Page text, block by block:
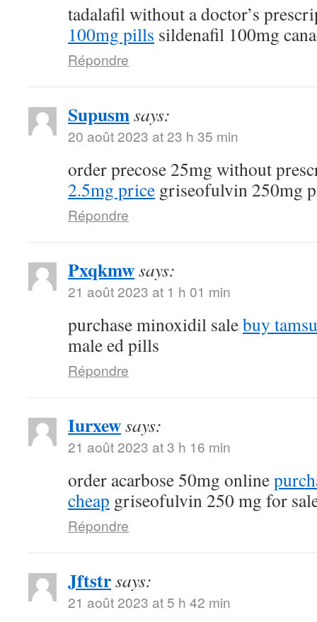
tadalafil without a doctor’s
100mg pills sildenafil 100mg
Répondre
Supusmsays:
20 août 2023 at 23 h 35 min
order precose 25mg without
2.5mg price griseofulvin 250mg
Répondre
Pxqkmwsays:
21 août 2023 at 1 h 01 min
purchase minoxidil salebuy
male ed pills
Répondre
Iurxewsays:
21 août 2023 at 3 h 16 min
order acarbose 50mg online
cheap griseofulvin 250 mg for
Répondre
Jftstrsays:
21 août 2023 at 5 h 42 min